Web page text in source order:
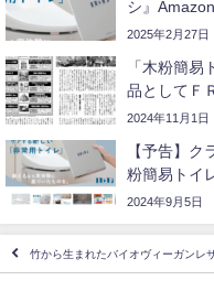
シ』
2025年2月27日
「木粉簡易
品としてＦ
2024年11月1日
【予告】
粉簡易トイ
2024年9月5日
竹から生まれたバイオヴィーガンレ